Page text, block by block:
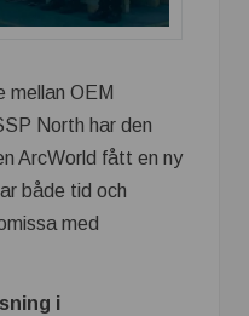
mellan OEM
North har den
ArcWorld fått en ny
både tid och
med
i